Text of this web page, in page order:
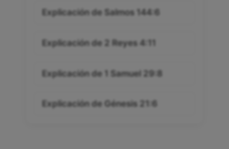
Explicación de Salmos 144:6
Explicación de 2 Reyes 4:11
Explicación de 1 Samuel 29:8
Explicación de Génesis 21:6